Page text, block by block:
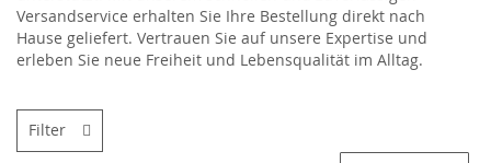
Versandservice erhalten Sie Ihre Bestellung direkt nach
Hause geliefert. Vertrauen Sie auf unsere Expertise und
erleben Sie neue Freiheit und Lebensqualität im Alltag.
Filter